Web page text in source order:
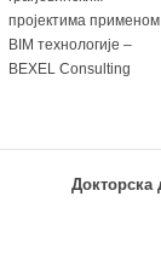
пројектима применом
BIM технологије –
BEXEL Consulting